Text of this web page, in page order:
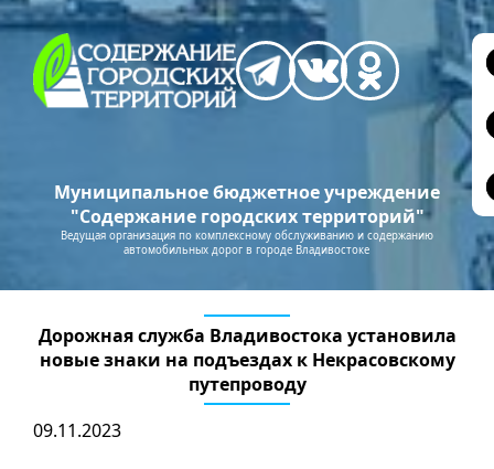
Муниципальное бюджетное учреждение
"Содержание городских территорий"
Ведущая организация по комплексному обслуживанию и содержанию
автомобильных дорог в городе Владивостоке
Дорожная служба Владивостока установила
новые знаки на подъездах к Некрасовскому
путепроводу
09.11.2023